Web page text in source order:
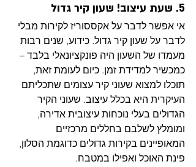
5. שעת עיצוב! שעון קיר גדול
אי אפשר לדבר על אקססוריז לקירות מבלי
לדבר על שעון קיר גדול. כידוע, שנים רבות
מעמדו של השעון היה פונקציונאלי בלבד –
כמכשיר למדידת זמן. כיום לעומת זאת,
תוכלו למצוא שעוני קיר עצומים שתכליתם
העיקרית היא בכלל עיצוב. שעוני הקיר
הגדולים בעלי נוכחות עיצובית אדירה,
ומומלץ לשלבם בחללים מרכזיים
המאופיינים בקירות גדולים כדוגמת הסלון,
פינת האוכל ואפילו במטבח.